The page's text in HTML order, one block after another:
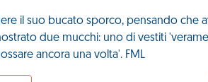
il suo bucato sporco, pensando che
due mucchi: uno di vestiti
ancora una volta'. FML